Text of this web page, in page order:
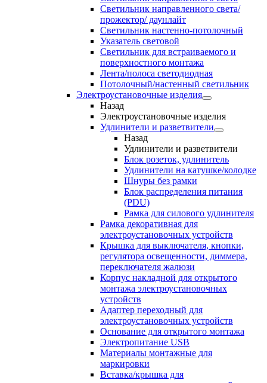
Светильник направленного света/
прожектор/ даунлайт
Светильник настенно-потолочный
Указатель световой
Светильник для встраиваемого и
поверхностного монтажа
Лента/полоса светодиодная
Потолочный/настенный светильник
Электроустановочные изделия
Назад
Электроустановочные изделия
Удлинители и разветвители
Назад
Удлинители и разветвители
Блок розеток, удлинитель
Удлинители на катушке/колодке
Шнуры без рамки
Блок распределения питания
(PDU)
Рамка для силового удлинителя
Рамка декоративная для
электроустановочных устройств
Крышка для выключателя, кнопки,
регулятора освещенности, диммера,
переключателя жалюзи
Корпус накладной для открытого
монтажа электроустановочных
устройств
Адаптер переходный для
электроустановочных устройств
Основание для открытого монтажа
Электропитание USB
Материалы монтажные для
маркировки
Вставка/крышка для